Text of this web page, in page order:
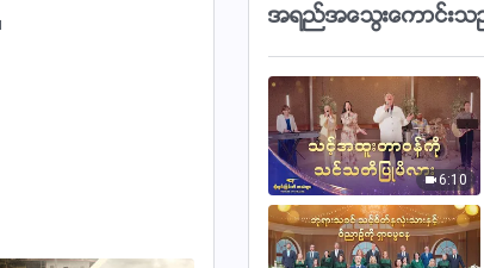
တ္ေတာ္သည္
4:53
Christian
ရွိျခင္းသည္
ရေလျခင္း)
Christian
ဖာင့္မတ္ေသ
အရည္အေသြးေကာင္း
6:10